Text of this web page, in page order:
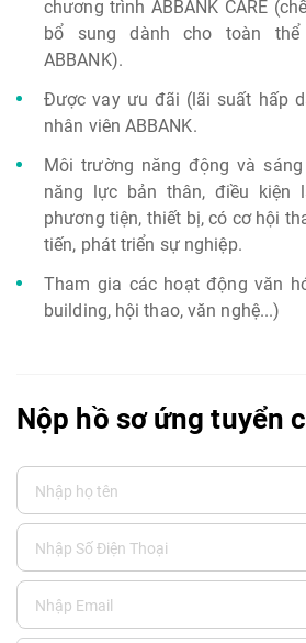
chương trình ABBANK CARE
bổ sung dành cho toàn
ABBANK).
Được vay ưu đãi (lãi suất hấp
nhân viên ABBANK.
Môi trường năng động và
năng lực bản thân, điều kiện
phương tiện, thiết bị, có cơ hội
tiến, phát triển sự nghiệp.
Tham gia các hoạt động văn
building, hội thao, văn nghệ...)
Nộp hồ sơ ứng tuyển